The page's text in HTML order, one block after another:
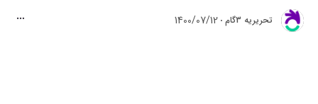
تحريريه 3گام 1400/07/12